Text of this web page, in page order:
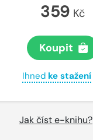
359 Kč
Koupit
Ihned ke stažení
Jak číst e-knihu?